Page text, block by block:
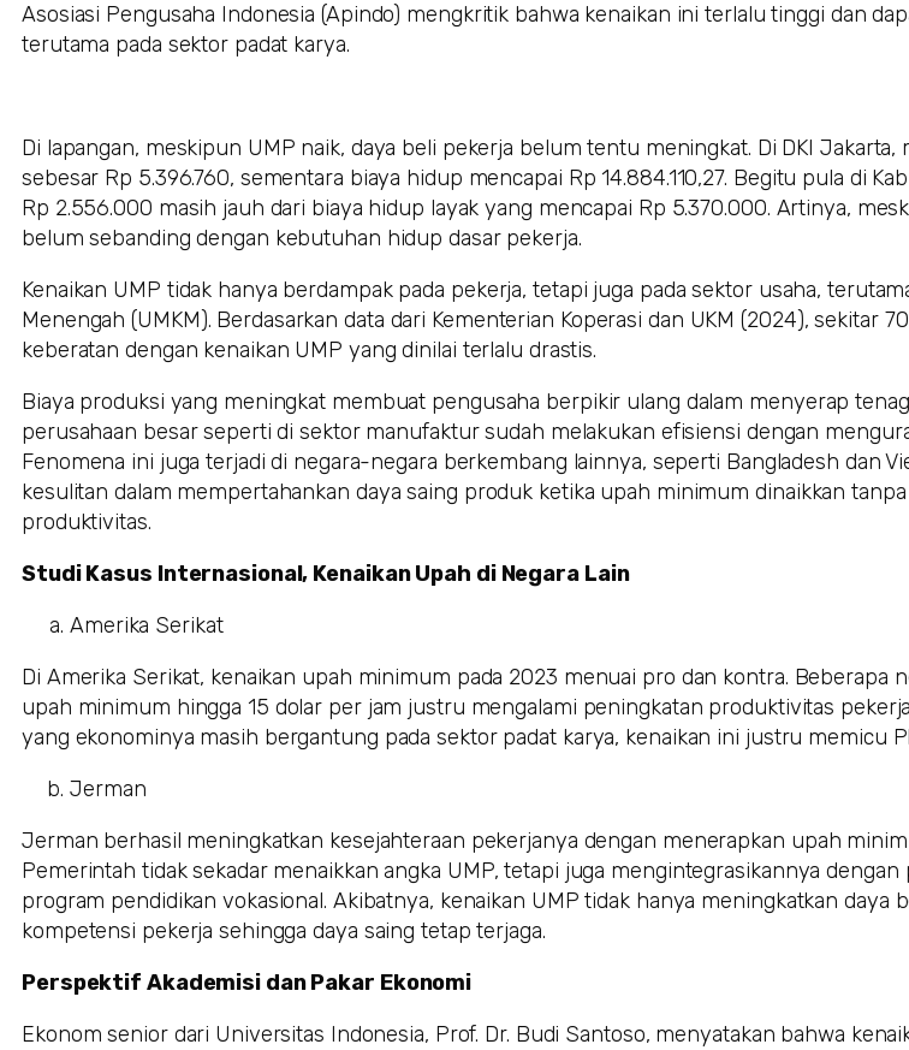
Asosiasi Pengusaha Indonesia (Apindo) mengkritik bahwa kenaikan ini terlalu tinggi dan
terutama pada sektor padat karya.
Di lapangan, meskipun UMP naik, daya beli pekerja belum tentu meningkat. Di DKI Jakarta,
sebesar Rp 5.396.760, sementara biaya hidup mencapai Rp 14.884.110,27. Begitu pula di
Rp 2.556.000 masih jauh dari biaya hidup layak yang mencapai Rp 5.370.000. Artinya,
belum sebanding dengan kebutuhan hidup dasar pekerja.
Kenaikan UMP tidak hanya berdampak pada pekerja, tetapi juga pada sektor usaha,
Menengah (UMKM). Berdasarkan data dari Kementerian Koperasi dan UKM (2024), sekitar
keberatan dengan kenaikan UMP yang dinilai terlalu drastis.
Biaya produksi yang meningkat membuat pengusaha berpikir ulang dalam menyerap
perusahaan besar seperti di sektor manufaktur sudah melakukan efisiensi dengan
Fenomena ini juga terjadi di negara-negara berkembang lainnya, seperti Bangladesh dan
kesulitan dalam mempertahankan daya saing produk ketika upah minimum dinaikkan
produktivitas.
Studi Kasus Internasional, Kenaikan Upah di Negara Lain
Amerika Serikat
Di Amerika Serikat, kenaikan upah minimum pada 2023 menuai pro dan kontra. Beberapa
upah minimum hingga 15 dolar per jam justru mengalami peningkatan produktivitas
yang ekonominya masih bergantung pada sektor padat karya, kenaikan ini justru memicu
Jerman
Jerman berhasil meningkatkan kesejahteraan pekerjanya dengan menerapkan upah
Pemerintah tidak sekadar menaikkan angka UMP, tetapi juga mengintegrasikannya
program pendidikan vokasional. Akibatnya, kenaikan UMP tidak hanya meningkatkan daya
kompetensi pekerja sehingga daya saing tetap terjaga.
Perspektif Akademisi dan Pakar Ekonomi
Ekonom senior dari Universitas Indonesia, Prof. Dr. Budi Santoso, menyatakan bahwa